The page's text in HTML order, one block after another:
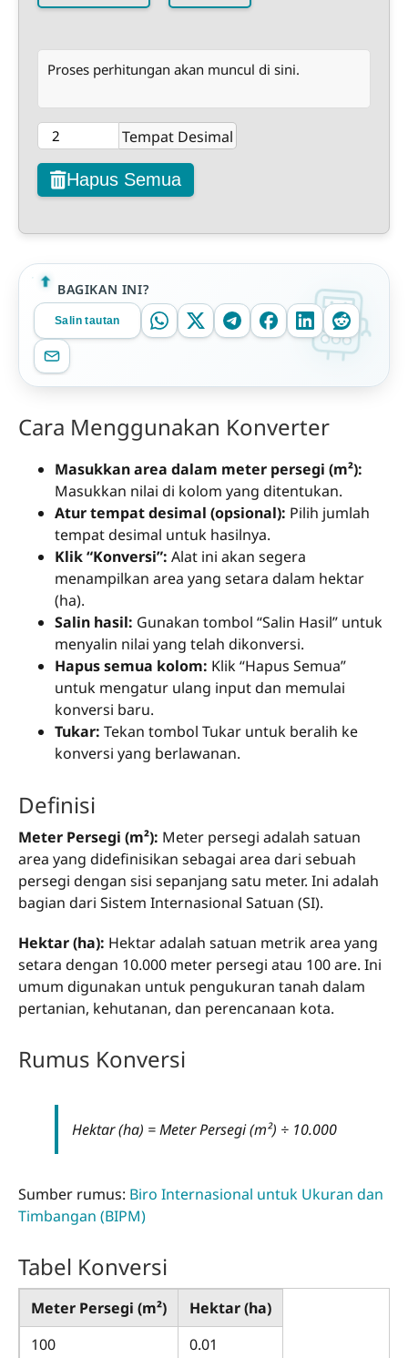
Proses perhitungan akan muncul di sini.
Tempat Desimal
Hapus Semua
BAGIKAN INI?
Salin tautan
Cara Menggunakan Konverter
Masukkan area dalam meter persegi (m²):
Masukkan nilai di kolom yang ditentukan.
Atur tempat desimal (opsional): Pilih jumlah
tempat desimal untuk hasilnya.
Klik “Konversi”: Alat ini akan segera
menampilkan area yang setara dalam hektar
(ha).
Salin hasil: Gunakan tombol “Salin Hasil” untuk
menyalin nilai yang telah dikonversi.
Hapus semua kolom: Klik “Hapus Semua”
untuk mengatur ulang input dan memulai
konversi baru.
Tukar: Tekan tombol Tukar untuk beralih ke
konversi yang berlawanan.
Definisi
Meter Persegi (m²): Meter persegi adalah satuan
area yang didefinisikan sebagai area dari sebuah
persegi dengan sisi sepanjang satu meter. Ini adalah
bagian dari Sistem Internasional Satuan (SI).
Hektar (ha): Hektar adalah satuan metrik area yang
setara dengan 10.000 meter persegi atau 100 are. Ini
umum digunakan untuk pengukuran tanah dalam
pertanian, kehutanan, dan perencanaan kota.
Rumus Konversi
Hektar (ha) = Meter Persegi (m²) ÷ 10.000
Sumber rumus: Biro Internasional untuk Ukuran dan
Timbangan (BIPM)
Tabel Konversi
Meter Persegi (m²)
Hektar (ha)
100
0.01